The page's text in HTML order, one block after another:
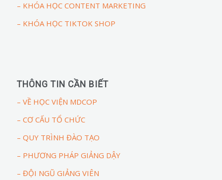
– KHÓA HỌC CONTENT MARKETING
– KHÓA HỌC TIKTOK SHOP
THÔNG TIN CẦN BIẾT
– VỀ HỌC VIỆN MDCOP
– CƠ CẤU TỔ CHỨC
– QUY TRÌNH ĐÀO TẠO
– PHƯƠNG PHÁP GIẢNG DẬY
– ĐỘI NGŨ GIẢNG VIÊN